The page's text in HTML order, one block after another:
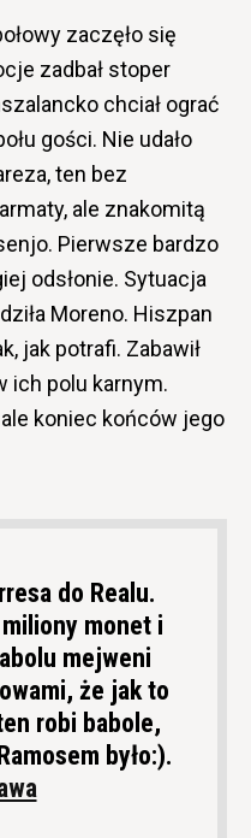
zaczęło się
zadbał stoper
chciał ograć
gości. Nie udało
ten bez
ale znakomitą
Pierwsze bardzo
odsłonie. Sytuacja
Moreno. Hiszpan
jak potrafi. Zabawił
ich polu karnym.
koniec końców jego
do Realu.
monet i
mejweni
że jak to
robi babole,
było:).